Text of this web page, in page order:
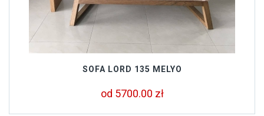
SOFA LORD 135 MELYO
od 5700.00 zł